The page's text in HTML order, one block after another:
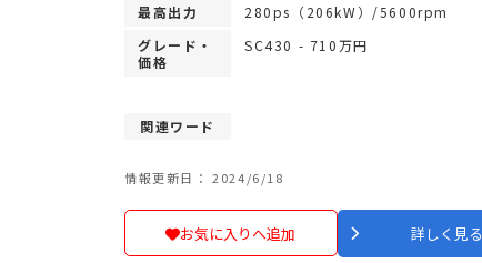
最高出力
280ps（206kW）/5600rpm
グレード・
価格
SC430 - 710万円
情報更新日： 2024/6/18
お気に入りへ追加 詳しく見る
関連ワード